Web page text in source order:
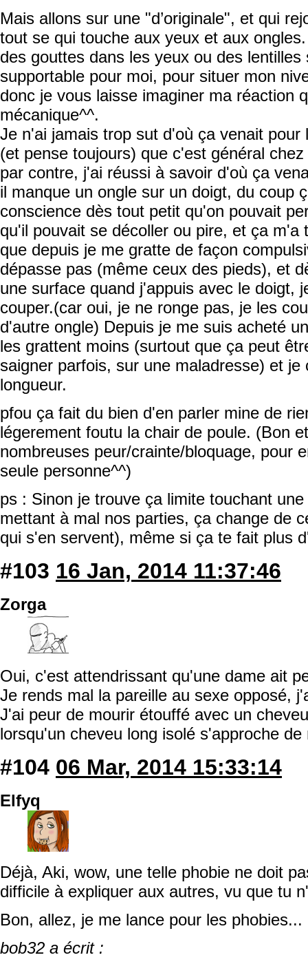
Mais allons sur une "d’originale", et qui
tout se qui touche aux yeux et aux
des gouttes dans les yeux ou des lentilles
supportable pour moi, pour situer mon
donc je vous laisse imaginer ma réaction
mécanique^^.
Je n'ai jamais trop sut d'où ça venait
(et pense toujours) que c'est général
par contre, j'ai réussi à savoir d'où ça
il manque un ongle sur un doigt, du coup
conscience dès tout petit qu'on pouvait
qu'il pouvait se décoller ou pire, et ça m'a
que depuis je me gratte de façon
dépasse pas (même ceux des pieds), et
une surface quand j'appuis avec le doigt,
couper.(car oui, je ne ronge pas, je les
d'autre ongle) Depuis je me suis acheté
les grattent moins (surtout que ça peut
saigner parfois, sur une maladresse) et je
longueur.
pfou ça fait du bien d'en parler mine de
légerement foutu la chair de poule. (Bon
nombreuses peur/crainte/bloquage, pour
seule personne^^)
ps : Sinon je trouve ça limite touchant
mettant à mal nos parties, ça change de
qui s'en servent), même si ça te fait plus
#103 16 Jan, 2014 11:37:46
Zorga
Oui, c'est attendrissant qu'une dame ait
Je rends mal la pareille au sexe opposé,
J'ai peur de mourir étouffé avec un
lorsqu'un cheveu long isolé s'approche de
#104 06 Mar, 2014 15:33:14
Elfyq
Déjà, Aki, wow, une telle phobie ne doit
difficile à expliquer aux autres, vu que tu
Bon, allez, je me lance pour les phobies...
bob32 a écrit :